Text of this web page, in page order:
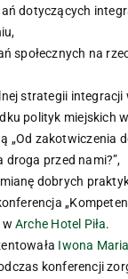
dotyczących
społecznych na
strategii integracji
polityk miejskich
„Od zakotwiczenia
droga przed nami?”,
dobrych
wArche Hotel Piła.
Iwona
konferencji